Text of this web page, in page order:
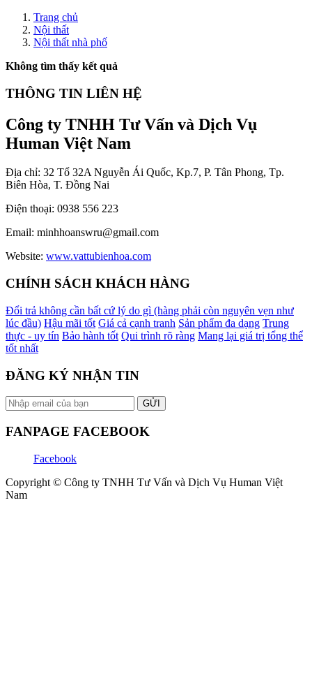
Trang chủ
Nội thất
Nội thất nhà phố
Không tìm thấy kết quả
THÔNG TIN LIÊN HỆ
Công ty TNHH Tư Vấn và Dịch Vụ
Human Việt Nam
Địa chỉ: 32 Tổ 32A Nguyễn Ái Quốc, Kp.7, P. Tân Phong, Tp.
Biên Hòa, T. Đồng Nai
Điện thoại: 0938 556 223
Email: minhhoanswru@gmail.com
Website: www.vattubienhoa.com
CHÍNH SÁCH KHÁCH HÀNG
Đổi trả không cần bất cứ lý do gì (hàng phải còn nguyên vẹn như
lúc đầu) Hậu mãi tốt Giá cả cạnh tranh Sản phẩm đa dạng Trung
thực - uy tín Bảo hành tốt Qui trình rõ ràng Mang lại giá trị tổng thể
tốt nhất
ĐĂNG KÝ NHẬN TIN
FANPAGE FACEBOOK
Facebook
Copyright © Công ty TNHH Tư Vấn và Dịch Vụ Human Việt
Nam